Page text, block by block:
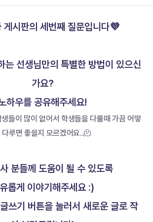
게시판의 세번째 질문입니다💜
는 선생님만의 특별한 방법이 있으신
가요?
하우를 공유해주세요!
들이 많이 없어서 학생들을 다룰때 가끔 어떻
다루면 좋을지 모르겠어요..🫠
분들께 도움이 될 수 있도록
롭게 이야기해주세요 :)
쓰기 버튼을 눌러서 새로운 글로 작